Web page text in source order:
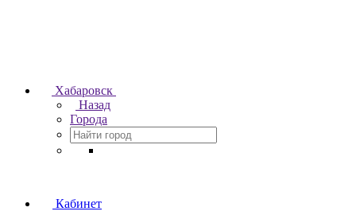
Хабаровск
Назад
Города
Кабинет